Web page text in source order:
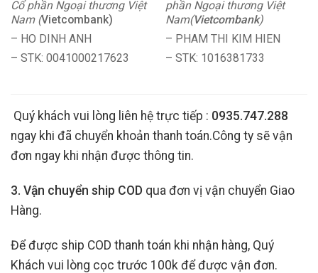
Cổ phần Ngoại thương Việt
Nam (Vietcombank)
– HO DINH ANH
– STK: 0041000217623
phần Ngoại thương Việt
Nam(Vietcombank)
– PHAM THI KIM HIEN
– STK: 1016381733
Quý khách vui lòng liên hệ trực tiếp : 0935.747.288
ngay khi đã chuyển khoản thanh toán.Công ty sẽ vận
đơn ngay khi nhận được thông tin.
3. Vận chuyển ship COD qua đơn vị vận chuyển Giao
Hàng.
Để được ship COD thanh toán khi nhận hàng, Quý
Khách vui lòng cọc trước 100k để được vận đơn.